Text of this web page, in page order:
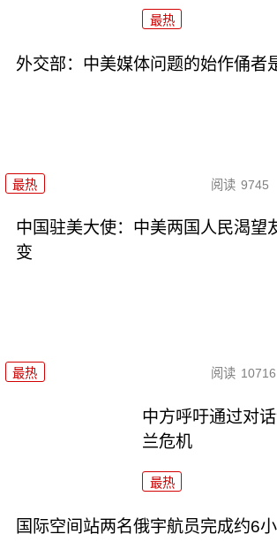
最热
外交部：中美媒体问题的始作俑者
最热 阅读 9745
中国驻美大使：中美两国人民渴望
变
最热 阅读 10716
中方呼吁通过对
兰危机
最热
国际空间站两名俄宇航员完成约6